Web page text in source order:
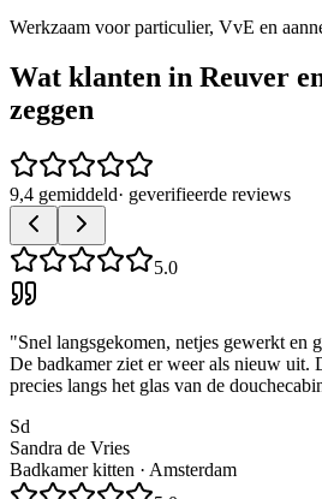
Werkzaam voor particulier, VvE en
Wat klanten in Reuver
zeggen
9,4 gemiddeld· geverifieerde reviews
5.0
"Snel langsgekomen, netjes gewerkt en
De badkamer ziet er weer als nieuw uit.
precies langs het glas van de
Sd
Sandra de Vries
Badkamer kitten · Amsterdam